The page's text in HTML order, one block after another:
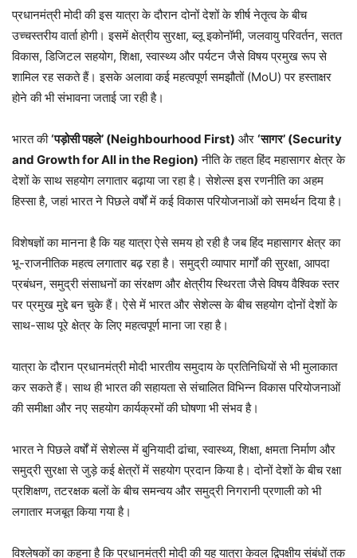
प्रधानमंत्री मोदी की इस यात्रा के दौरान दोनों देशों के शीर्ष नेतृत्व के बीच
उच्चस्तरीय वार्ता होगी। इसमें क्षेत्रीय सुरक्षा, ब्लू इकोनॉमी, जलवायु परिवर्तन, सतत
विकास, डिजिटल सहयोग, शिक्षा, स्वास्थ्य और पर्यटन जैसे विषय प्रमुख रूप से
शामिल रह सकते हैं। इसके अलावा कई महत्वपूर्ण समझौतों (MoU) पर हस्ताक्षर
होने की भी संभावना जताई जा रही है।
भारत की‘पड़ोसी पहले’ (Neighbourhood First) और ‘सागर’ (Security
and Growth for All in the Region) नीति के तहत हिंद महासागर क्षेत्र के
देशों के साथ सहयोग लगातार बढ़ाया जा रहा है। सेशेल्स इस रणनीति का अहम
हिस्सा है, जहां भारत ने पिछले वर्षों में कई विकास परियोजनाओं को समर्थन दिया है।
विशेषज्ञों का मानना है कि यह यात्रा ऐसे समय हो रही है जब हिंद महासागर क्षेत्र का
भू-राजनीतिक महत्व लगातार बढ़ रहा है। समुद्री व्यापार मार्गों की सुरक्षा, आपदा
प्रबंधन, समुद्री संसाधनों का संरक्षण और क्षेत्रीय स्थिरता जैसे विषय वैश्विक स्तर
पर प्रमुख मुद्दे बन चुके हैं। ऐसे में भारत और सेशेल्स के बीच सहयोग दोनों देशों के
साथ-साथ पूरे क्षेत्र के लिए महत्वपूर्ण माना जा रहा है।
यात्रा के दौरान प्रधानमंत्री मोदी भारतीय समुदाय के प्रतिनिधियों से भी मुलाकात
कर सकते हैं। साथ ही भारत की सहायता से संचालित विभिन्न विकास परियोजनाओं
की समीक्षा और नए सहयोग कार्यक्रमों की घोषणा भी संभव है।
भारत ने पिछले वर्षों में सेशेल्स में बुनियादी ढांचा, स्वास्थ्य, शिक्षा, क्षमता निर्माण और
समुद्री सुरक्षा से जुड़े कई क्षेत्रों में सहयोग प्रदान किया है। दोनों देशों के बीच रक्षा
प्रशिक्षण, तटरक्षक बलों के बीच समन्वय और समुद्री निगरानी प्रणाली को भी
लगातार मजबूत किया गया है।
विश्लेषकों का कहना है कि प्रधानमंत्री मोदी की यह यात्रा केवल द्विपक्षीय संबंधों तक